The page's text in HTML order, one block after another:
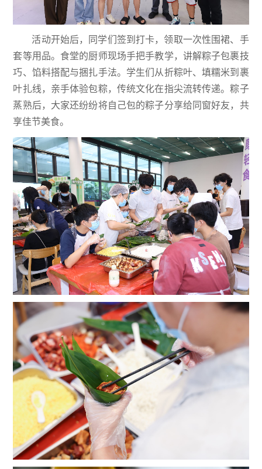
活动开始后，同学们签到打卡，领取一次性围裙、手
套等用品。食堂的厨师现场手把手教学，讲解粽子包裹技
巧、馅料搭配与捆扎手法。学生们从折粽叶、填糯米到裹
叶扎线，亲手体验包粽，传统文化在指尖流转传递。粽子
蒸熟后，大家还纷纷将自己包的粽子分享给同窗好友，共
享佳节美食。